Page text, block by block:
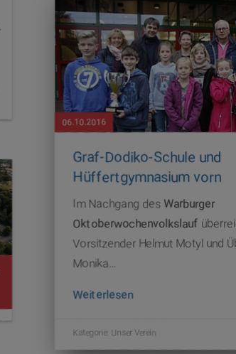
06.10.2016
Graf-Dodiko-Schule und
Hüffertgymnasium vorn
Im Nachgang des Warburger
Oktoberwochenvolkslauf
Vorsitzender Helmut Motyl und
Monika…
Weiterlesen
Kategorie: Unser Verein